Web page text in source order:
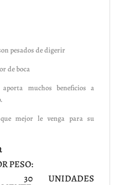
pesados de digerir
de boca
muchos beneficios a
mejor le venga para su
PESO:
30 UNIDADES